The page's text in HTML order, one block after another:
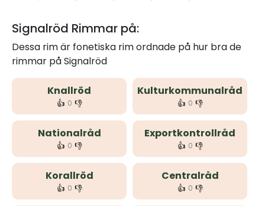
Signalröd Rimmar på:
Dessa rim är fonetiska rim ordnade på hur bra de
rimmar på Signalröd
Knallröd
👍 0 👎
Kulturkommunalråd
👍 0 👎
Nationalråd
👍 0 👎
Exportkontrollråd
👍 0 👎
Korallröd
👍 0 👎
Centralråd
👍 0 👎